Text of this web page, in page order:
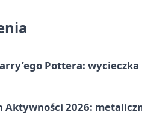
Pottera:
Aktywności 2026: